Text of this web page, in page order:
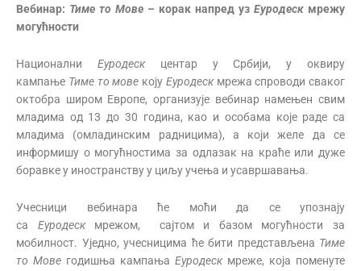
Вебинар: Тиме то Мове – корак напред уз Еуродеск мрежу
могућности
Национални Еуродескцентар у Србији, у оквиру
кампање Тиме то мове коју Еуродескмрежа спроводи сваког
октобра широм Европе, организује вебинар намењен свим
младима од 13 до 30 година, као и особама које раде са
младима (омладинским радницима), а који желе да се
информишу о могућностима за одлазак на краће или дуже
боравке у иностранству у циљу учења и усавршавања.
Учесници вебинара ће моћи да се упознају
са Еуродескмрежом, сајтом и базом могућности за
мобилност. Уједно, учесницима ће бити представљена Тиме
то Мове годишња кампања Еуродеск мреже, која поменуте